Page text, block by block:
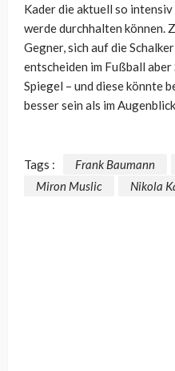
Kader die aktuell so
werde durchhalten können.
Gegner, sich auf die
entscheiden im Fußball
Spiegel – und diese könnte
besser sein als im
Tags : Frank Baumann
Miron Muslic
Nikola